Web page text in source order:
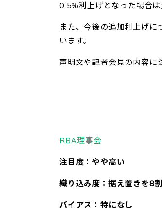
0.5%利上げとなった場合は
また、今後の追加利上げに
います。
声明文や記者会見の内容に
RBA理事会
注目度：やや高い
織り込み度：据え置きを8
バイアス：特になし